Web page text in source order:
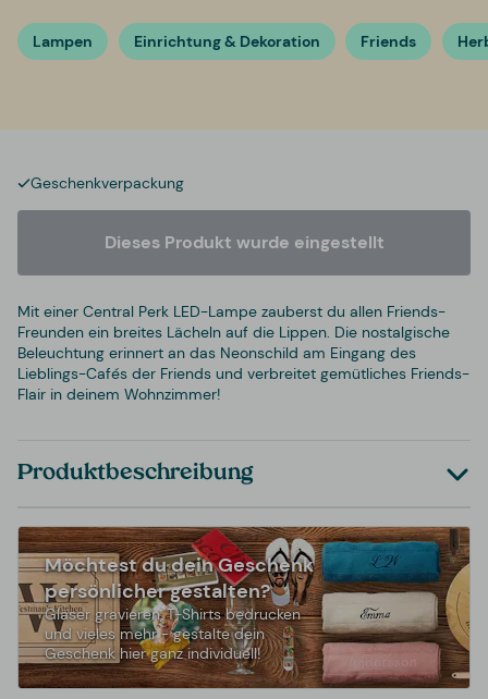
Lampen Einrichtung & Dekoration Friends
Geschenkverpackung
Dieses Produkt wurde eingestellt
Mit einer Central Perk LED-Lampe zauberst du allen Friends-
Freunden ein breites Lächeln auf die Lippen. Die nostalgische
Beleuchtung erinnert an das Neonschild am Eingang des
Lieblings-Cafés der Friends und verbreitet gemütliches Friends-
Flair in deinem Wohnzimmer!
Produktbeschreibung
Möchtest du dein Geschenk
persönlicher gestalten?
Gläser gravieren, T-Shirts bedrucken
und vieles mehr - gestalte dein
Geschenk hier ganz individuell!